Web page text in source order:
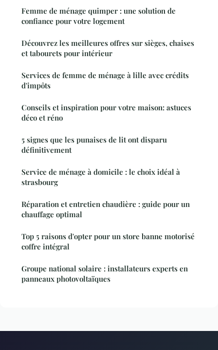
Femme de ménage quimper : une solution de
confiance pour votre logement
Découvrez les meilleures offres sur sièges, chaises
et tabourets pour intérieur
Services de femme de ménage à lille avec crédits
d'impôts
Conseils et inspiration pour votre maison: astuces
déco et réno
5 signes que les punaises de lit ont disparu
définitivement
Service de ménage à domicile : le choix idéal à
strasbourg
Réparation et entretien chaudière : guide pour un
chauffage optimal
Top 5 raisons d'opter pour un store banne motorisé
coffre intégral
Groupe national solaire : installateurs experts en
panneaux photovoltaïques